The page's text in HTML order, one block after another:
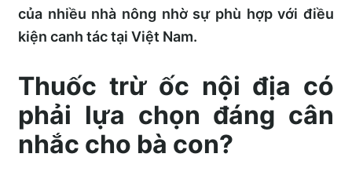
của nhiều nhà nông nhờ sự phù hợp với điều
kiện canh tác tại Việt Nam.
Thuốc trừ ốc nội địa có
phải lựa chọn đáng cân
nhắc cho bà con?